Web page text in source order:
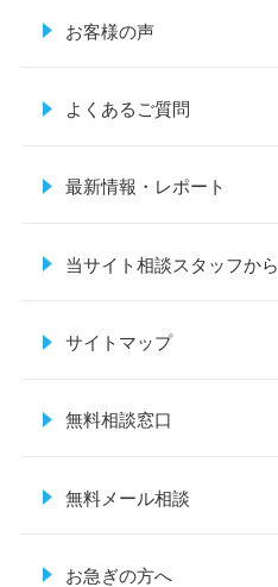
お客様の声
よくあるご質問
最新情報・レポート
当サイト相談スタッフから
サイトマップ
無料相談窓口
無料メール相談
お急ぎの方へ